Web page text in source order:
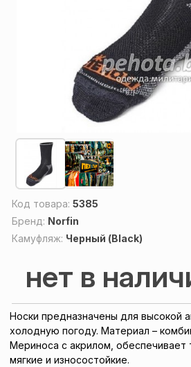
Код товара: 5385
Бренд: Norfin
Камуфляж: Черный (Black)
нет в
Носки предназначены для высокой
холодную погоду. Материал –
Мериноса с акрилом, обеспечивает
мягкие и износостойкие.